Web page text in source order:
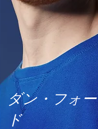
ダン・フォー
ド